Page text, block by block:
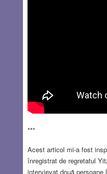
***
Acest articol mi-a fost
înregistrat de regretatul
intervievat două persoane